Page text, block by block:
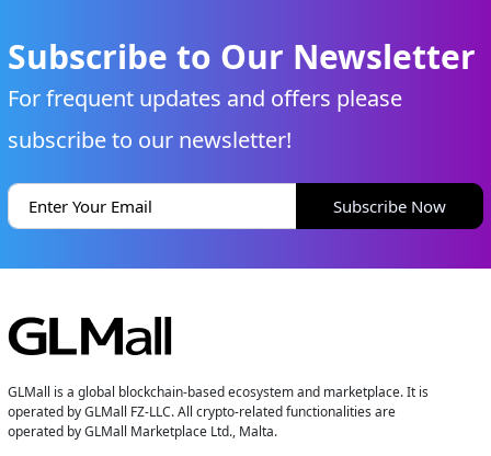
Subscribe to Our Newsletter
For frequent updates and offers please
subscribe to our newsletter!
Subscribe Now
GLMall is a global blockchain-based ecosystem and marketplace. It is
operated by GLMall FZ-LLC. All crypto-related functionalities are
operated by GLMall Marketplace Ltd., Malta.